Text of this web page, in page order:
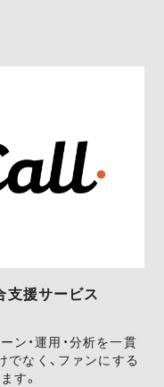
支援サービス
ン・運用・分析を一貫
でなく、ファンにする
す。